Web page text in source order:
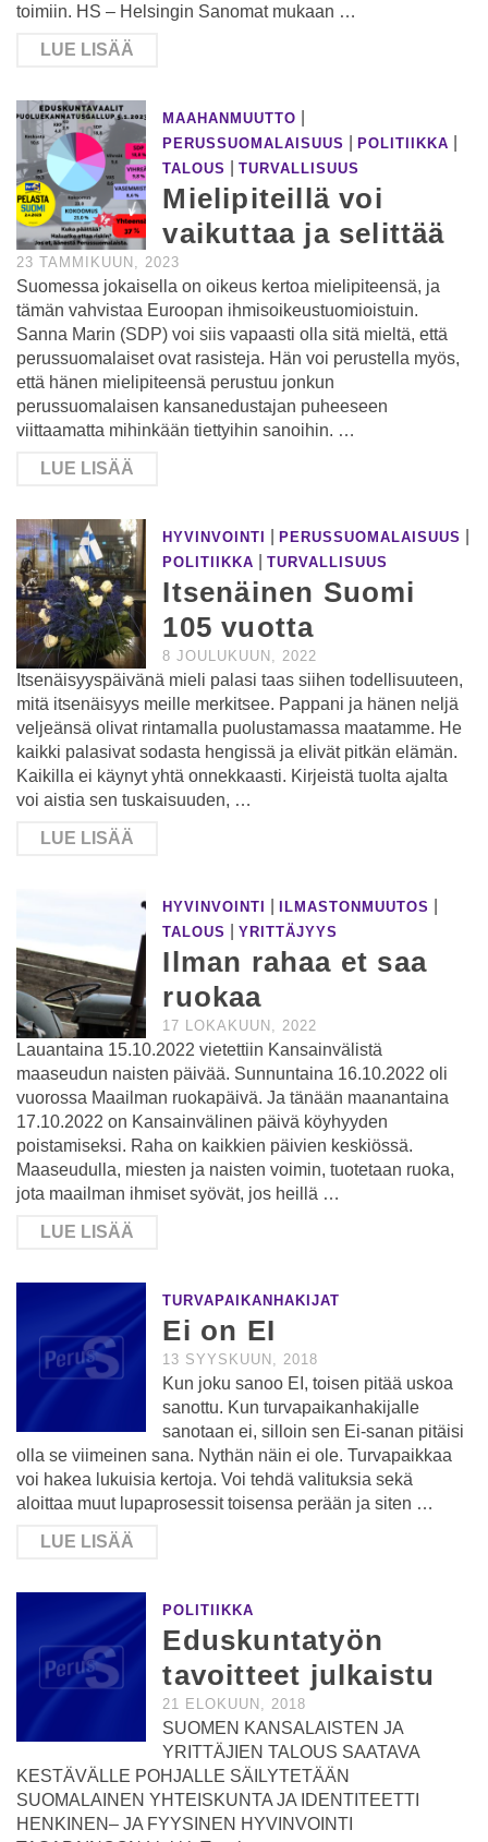
toimiin. HS – Helsingin Sanomat mukaan …
LUE LISÄÄ
MAAHANMUUTTO
PERUSSUOMALAISUUS |POLITIIKKA
TALOUS |TURVALLISUUS
Mielipiteillä voi
vaikuttaa ja selittää
23 TAMMIKUUN, 2023
Suomessa jokaisella on oikeus kertoa mielipiteensä, ja
tämän vahvistaa Euroopan ihmisoikeustuomioistuin.
Sanna Marin (SDP) voi siis vapaasti olla sitä mieltä, että
perussuomalaiset ovat rasisteja. Hän voi perustella myös,
että hänen mielipiteensä perustuu jonkun
perussuomalaisen kansanedustajan puheeseen
viittaamatta mihinkään tiettyihin sanoihin. …
LUE LISÄÄ
HYVINVOINTI |PERUSSUOMALAISUUS
POLITIIKKA |TURVALLISUUS
Itsenäinen Suomi
105 vuotta
8 JOULUKUUN, 2022
Itsenäisyyspäivänä mieli palasi taas siihen todellisuuteen,
mitä itsenäisyys meille merkitsee. Pappani ja hänen neljä
veljeänsä olivat rintamalla puolustamassa maatamme. He
kaikki palasivat sodasta hengissä ja elivät pitkän elämän.
Kaikilla ei käynyt yhtä onnekkaasti. Kirjeistä tuolta ajalta
voi aistia sen tuskaisuuden, …
LUE LISÄÄ
HYVINVOINTI | ILMASTONMUUTOS
TALOUS |YRITTÄJYYS
Ilman rahaa et saa
ruokaa
17 LOKAKUUN, 2022
Lauantaina 15.10.2022 vietettiin Kansainvälistä
maaseudun naisten päivää. Sunnuntaina 16.10.2022 oli
vuorossa Maailman ruokapäivä. Ja tänään maanantaina
17.10.2022 on Kansainvälinen päivä köyhyyden
poistamiseksi. Raha on kaikkien päivien keskiössä.
Maaseudulla, miesten ja naisten voimin, tuotetaan ruoka,
jota maailman ihmiset syövät, jos heillä …
LUE LISÄÄ
TURVAPAIKANHAKIJAT
Ei on EI
13 SYYSKUUN, 2018
Kun joku sanoo EI, toisen pitää uskoa
sanottu. Kun turvapaikanhakijalle
sanotaan ei, silloin sen Ei-sanan pitäisi
olla se viimeinen sana. Nythän näin ei ole. Turvapaikkaa
voi hakea lukuisia kertoja. Voi tehdä valituksia sekä
aloittaa muut lupaprosessit toisensa perään ja siten …
LUE LISÄÄ
POLITIIKKA
Eduskuntatyön
tavoitteet julkaistu
21 ELOKUUN, 2018
SUOMEN KANSALAISTEN JA
YRITTÄJIEN TALOUS SAATAVA
KESTÄVÄLLE POHJALLE SÄILYTETÄÄN
SUOMALAINEN YHTEISKUNTA JA IDENTITEETTI
HENKINEN– JA FYYSINEN HYVINVOINTI